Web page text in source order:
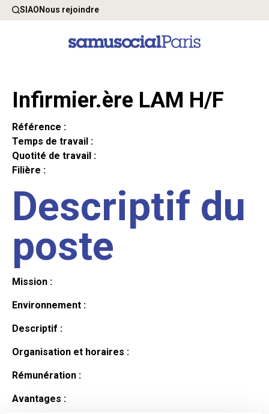
SIAONous rejoindre
Infirmier.ère LAM H/F
Référence :
Temps de travail :
Quotité de travail :
Filière :
Descriptif du
poste
Mission :
Environnement :
Descriptif :
Organisation et horaires :
Rémunération :
Avantages :